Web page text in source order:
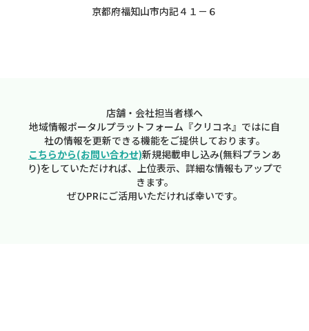
京都府福知山市内記４１－６
店舗・会社担当者様へ
地域情報ポータルプラットフォーム『クリコネ』ではに自
社の情報を更新できる機能をご提供しております。
こちらから(お問い合わせ)新規掲載申し込み(無料プランあ
り)をしていただければ、上位表示、詳細な情報もアップで
きます。
ぜひPRにご活用いただければ幸いです。